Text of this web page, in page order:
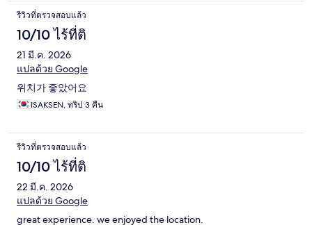
รีวิวที่ตรวจสอบแล้ว
10/10 ไร้ที่ติ
21 มี.ค. 2026
แปลด้วย Google
위치가 좋았어요
ISAKSEN, ทริป 3 คืน
รีวิวที่ตรวจสอบแล้ว
10/10 ไร้ที่ติ
22 มี.ค. 2026
แปลด้วย Google
great experience. we enjoyed the location.